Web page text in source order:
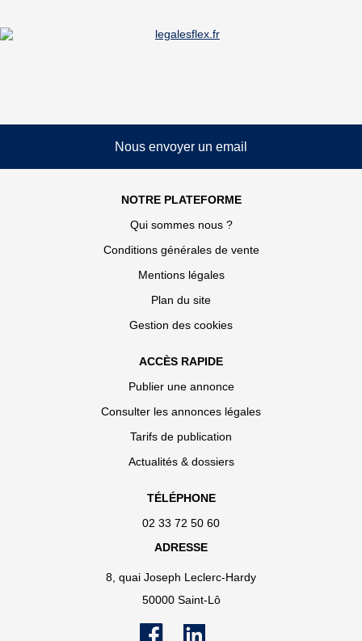
Nous envoyer un email
NOTRE PLATEFORME
Qui sommes nous ?
Conditions générales de vente
Mentions légales
Plan du site
Gestion des cookies
ACCÈS RAPIDE
Publier une annonce
Consulter les annonces légales
Tarifs de publication
Actualités & dossiers
TÉLÉPHONE
02 33 72 50 60
ADRESSE
8, quai Joseph Leclerc-Hardy
50000 Saint-Lô